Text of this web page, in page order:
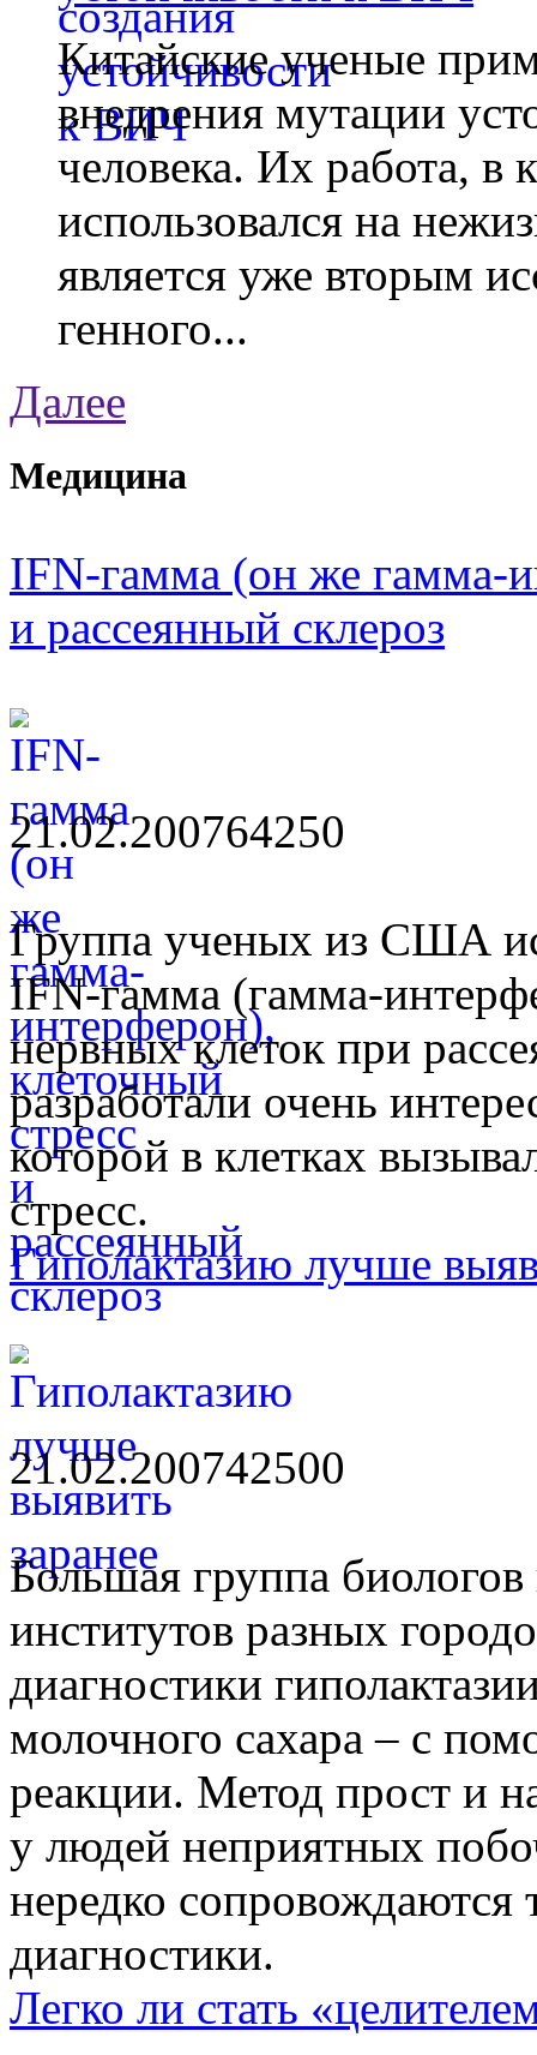
Китайские ученые
внедрения мутации
человека. Их работа, в
использовался на
является уже вторым
генного...
Далее
Медицина
IFN-гамма (он же гамма-
и рассеянный склероз
21.02.200764250
Группа ученых из США
IFN-гамма (гамма-
нервных клеток при
разработали очень
которой в клетках
стресс.
Гиполактазию лучше
21.02.200742500
Большая группа
институтов разных
диагностики
молочного сахара – с
реакции. Метод прост и
у людей неприятных
нередко
диагностики.
Легко ли стать